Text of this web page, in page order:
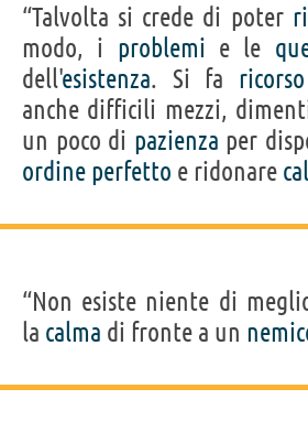
“Talvolta si crede di poter
modo, i problemi e le
dell'esistenza. Si fa ricorso
anche difficili mezzi,
un poco di pazienza per
ordine perfetto e ridonare
“Non esiste niente di
la calma di fronte a un